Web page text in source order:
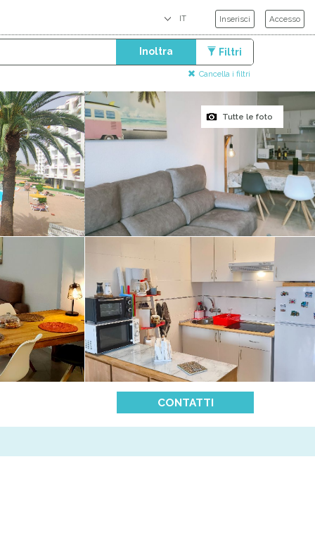
Inserisci Accesso
Inoltra Filtri
Cancella i filtri
Tutte le foto
CONTATTI